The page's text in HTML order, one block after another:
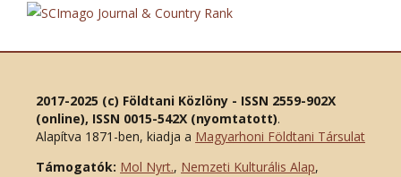
2017-2025 (c) Földtani Közlöny - ISSN 2559-902X
(online), ISSN 0015-542X (nyomtatott).
Alapítva 1871-ben, kiadja a Magyarhoni Földtani Társulat
Támogatók: Mol Nyrt., Nemzeti Kulturális Alap,